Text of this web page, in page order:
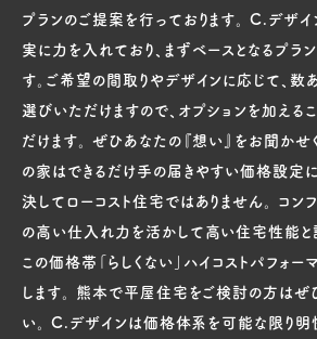
プランのご提案を行っております。 C.デザ
実に力を入れており、まずベースとなるプラ
す。ご希望の間取りやデザインに応じて、数
選びいただけますので、オプションを加える
だけます。 ぜひあなたの『想い』をお聞かせ
の家はできるだけ手の届きやすい価格設定に
決してローコスト住宅ではありません。 コン
の高い仕入れ力を活かして高い住宅性能と
この価格帯「らしくない」ハイコストパフォ
します。 熊本で平屋住宅をご検討の方はぜ
い。 C.デザインは価格体系を可能な限り明